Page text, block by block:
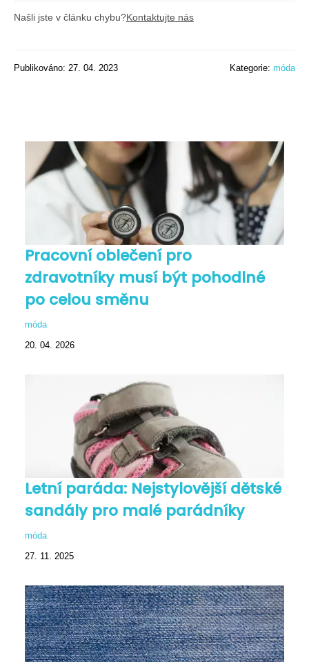
Našli jste v článku chybu?Kontaktujte nás
Publikováno: 27. 04. 2023 Kategorie: móda
Pracovní oblečení pro
zdravotníky musí být pohodlné
po celou směnu
móda
20. 04. 2026
Letní paráda: Nejstylovější dětské
sandály pro malé parádníky
móda
27. 11. 2025